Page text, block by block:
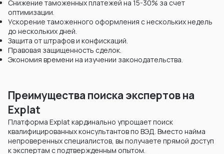
Снижение таможенных платежей на 15-30% за счет
оптимизации.
Ускорение таможенного оформления с нескольких недель
до нескольких дней.
Защита от штрафов и конфискаций.
Правовая защищенность сделок.
Экономия времени на изучении законодательства.
Преимущества поиска экспертов на
Explat
Платформа Explat кардинально упрощает поиск
квалифицированных консультантов по ВЭД. Вместо найма
непроверенных специалистов, вы получаете прямой доступ
к экспертам с подтвержденным опытом.